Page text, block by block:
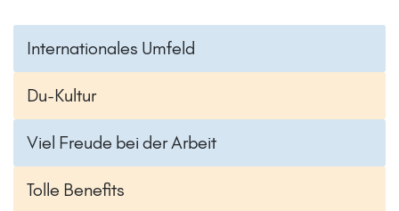
Internationales Umfeld
Du-Kultur
Viel Freude bei der Arbeit
Tolle Benefits